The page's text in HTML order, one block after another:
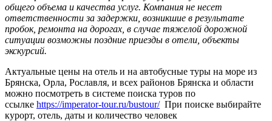
общего объема и качества услуг. Компания не несет
ответственности за задержки, возникшие в результате
пробок, ремонта на дорогах, в случае тяжелой дорожной
ситуации возможны поздние приезды в отели, объекты
экскурсий.
Актуальные цены на отель и на автобусные туры на море из
Брянска, Орла, Рославля, и всех районов Брянска и области
можно посмотреть в системе поиска туров по
ссылке https://imperator-tour.ru/bustour/При поиске выбирайте
курорт, отель, даты и количество человек